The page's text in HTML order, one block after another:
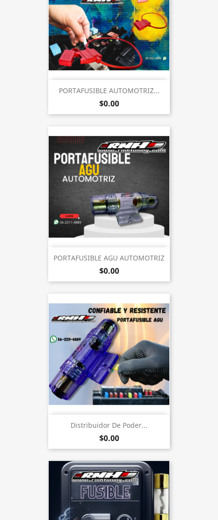
PORTAFUSIBLE AUTOMOTRIZ...
$0.00
PORTAFUSIBLE AGU AUTOMOTRIZ
$0.00
Distribuidor De Poder...
$0.00